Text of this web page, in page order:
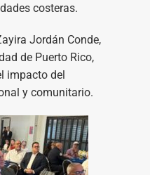
costeras.
Jordán Conde,
de Puerto Rico,
impacto del
y comunitario.